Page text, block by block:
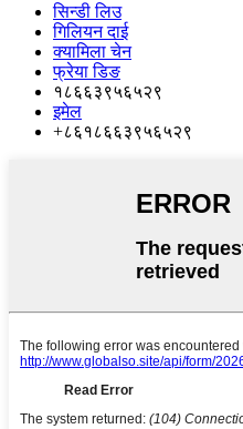
सिन्डी लिउ
गिलियन दाई
क्यामिला चेन
फ्रेया डिङ
१८६६३९५६५२९
इमेल
+८६१८६६३९५६५२९